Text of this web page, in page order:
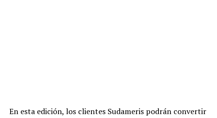
En esta edición, los clientes Sudameris podrán convertir